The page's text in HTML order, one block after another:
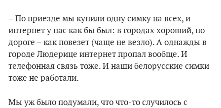
– По приезде мы купили одну симку на всех, и
интернет у нас как бы был: в городах хороший, по
дороге – как повезет (чаще не везло). А однажды в
городе Людерице интернет пропал вообще. И
телефонная связь тоже. И наши белорусские симки
тоже не работали.
Мы уж было подумали, что что-то случилось с